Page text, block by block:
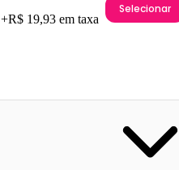
+R$ 19,93 em taxa
Selecionar